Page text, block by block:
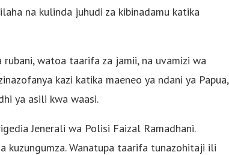
na kulinda juhudi za kibinadamu katika
watoa taarifa za jamii, na uvamizi wa
kazi katika maeneo ya ndani ya Papua,
ya asili kwa waasi.
Jenerali wa Polisi Faizal Ramadhani.
kuzungumza. Wanatupa taarifa tunazohitaji ili